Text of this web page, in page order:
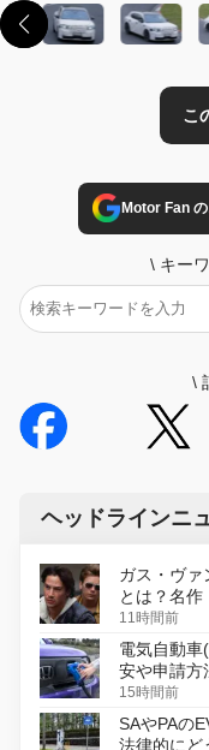
Motor Fan
\ キー
\
ヘッドラインニ
ガス・ヴァ
とは？名作
初のデジタ
11時間前
電気自動車
安や申請方
15時間前
SAやPAの
法律的にど